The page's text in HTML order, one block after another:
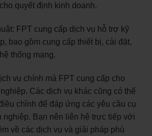
quyết định kinh doanh.
FPT cung cấp dịch vụ hỗ trợ kỹ
bao gồm cung cấp thiết bị, cài đặt,
thống mạng.
vụ chính mà FPT cung cấp cho
Các dịch vụ khác cũng có thể
chỉnh để đáp ứng các yêu cầu cụ
nghiệp. Bạn nên liên hệ trực tiếp với
về các dịch vụ và giải pháp phù